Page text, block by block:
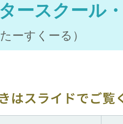
ースクール
ーすくーる）